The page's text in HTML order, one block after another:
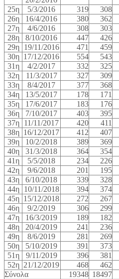
Σύνολα 19348 18497
25η
5/3/2016 319 308
26η
16/4/2016 380 362
27η
4/6/2016 308 303
28η
8/10/2016 447 426
29η
19/11/2016 471 459
30η 17/12/2016 554 543
31η
4/2/2017 332 325
32η
11/3/2017 327 309
33η
8/4/2017 377 368
34η
13/5/2017 178 171
35η
17/6/2017 183 176
36η
7/10/2017 403 395
37η
11/11/2017 420 411
38η 16/12/2017 412 407
39η
10/2/2018 389 369
40η
31/3/2018 364 354
41η
5/5/2018 234 226
42η
9/6/2018 201 195
43η
6/10/2018 339 328
44η
10/11/2018 394 374
45η 15/12/2018 272 267
46η
9/2/2019 306 299
47η
16/3/2019 189 182
48η
20/4/2019 241 236
49η
8/6/2019 281 269
50η
5/10/2019 391 373
51η
9/11/2019 396 381
52η 21/12/2019 468 462